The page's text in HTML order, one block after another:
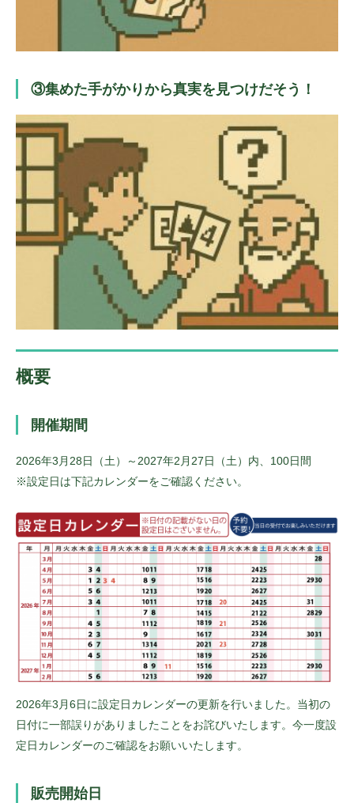
③集めた手がかりから真実を見つけだそう！
概要
開催期間
2026年3月28日（土）～2027年2月27日（土）内、100日間
※設定日は下記カレンダーをご確認ください。
2026年3月6日に設定日カレンダーの更新を行いました。当初の
日付に一部誤りがありましたことをお詫びいたします。今一度設
定日カレンダーのご確認をお願いいたします。
販売開始日